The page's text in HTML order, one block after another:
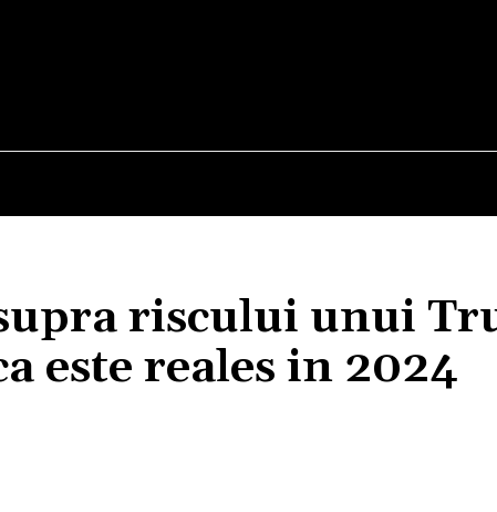
riscului unui
este reales in 2024